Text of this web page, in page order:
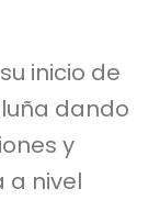
inicio de
dando
y
a nivel